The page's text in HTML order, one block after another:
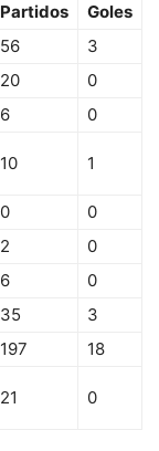
Partidos
Goles
56
3
20
0
6
0
10 1
0
0
2
0
6
0
35
3
197 18
21 0